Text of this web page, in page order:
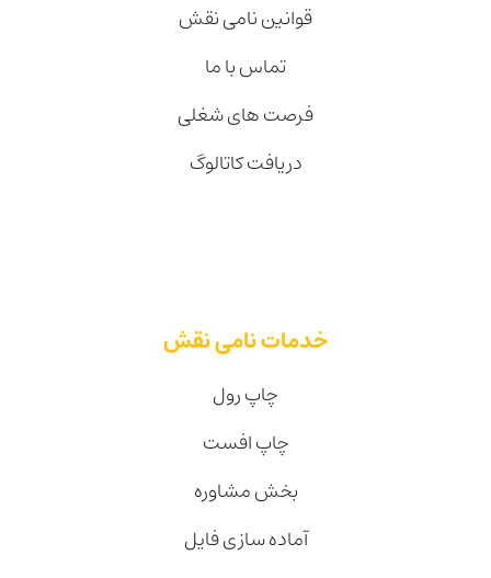
قوانین نامی نقش
تماس با ما
فرصت های شغلی
دریافت کاتالوگ
خدمات نامی نقش
چاپ رول
چاپ افست
بخش مشاوره
آماده سازی فایل